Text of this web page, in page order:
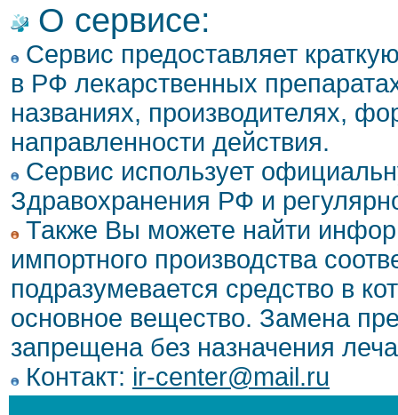
О сервисе:
Сервис предоставляет
в РФ лекарственных
названиях, производителях,
направленности действия.
Сервис использует
Здравохранения РФ и
Также Вы можете найти
импортного производства
подразумевается средство в
основное вещество. Замена
запрещена без назначения
Контакт: ir-center@mail.ru